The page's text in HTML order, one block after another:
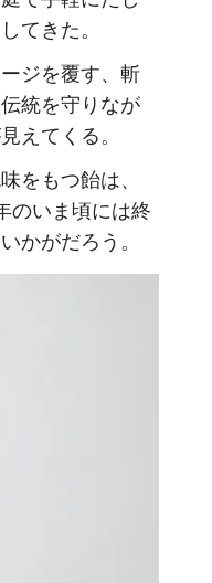
てきた。
ジを覆す、斬
統を守りなが
えてくる。
をもつ飴は、
のいま頃には終
かがだろう。